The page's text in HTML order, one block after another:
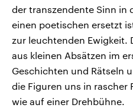
der transzendente Sinn in
einen poetischen ersetzt
zur leuchtenden Ewigkeit.
aus kleinen Absätzen im
Geschichten und Rätseln
die Figuren uns in rascher
wie auf einer Drehbühne.